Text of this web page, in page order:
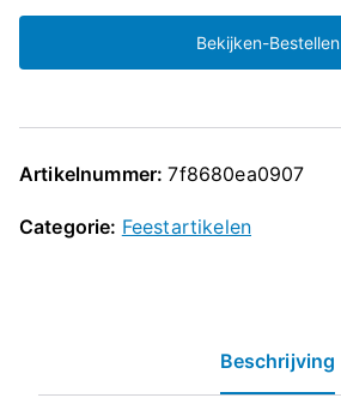
Bekijken-Bestellen
Artikelnummer:7f8680ea0907
Categorie: Feestartikelen
Beschrijving